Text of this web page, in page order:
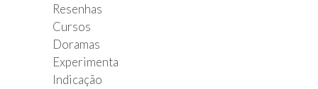
Resenhas
Cursos
Doramas
Experimenta
Indicação